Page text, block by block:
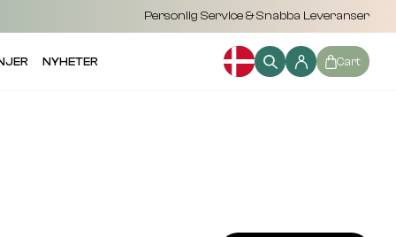
Personlig Service & Snabba Leveranser
NYHETER Cart